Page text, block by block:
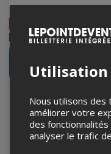
FESTIVAL
TRIPTYQUE | Matt
Holubowski
13 septembre 2026,
Utilisation
Nous utilisons des
améliorer votre
des
analyser le trafic